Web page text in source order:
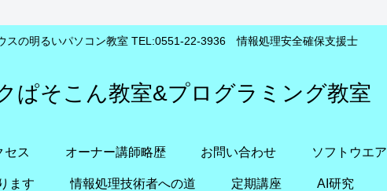
スの明るいパソコン教室 TEL:0551-22-3936 情報処理安全確保支援士
ぱそこん教室&プログラミング教室
セス オーナー講師略歴 お問い合わせ ソフトウエア
ます 情報処理技術者への道 定期講座 AI研究